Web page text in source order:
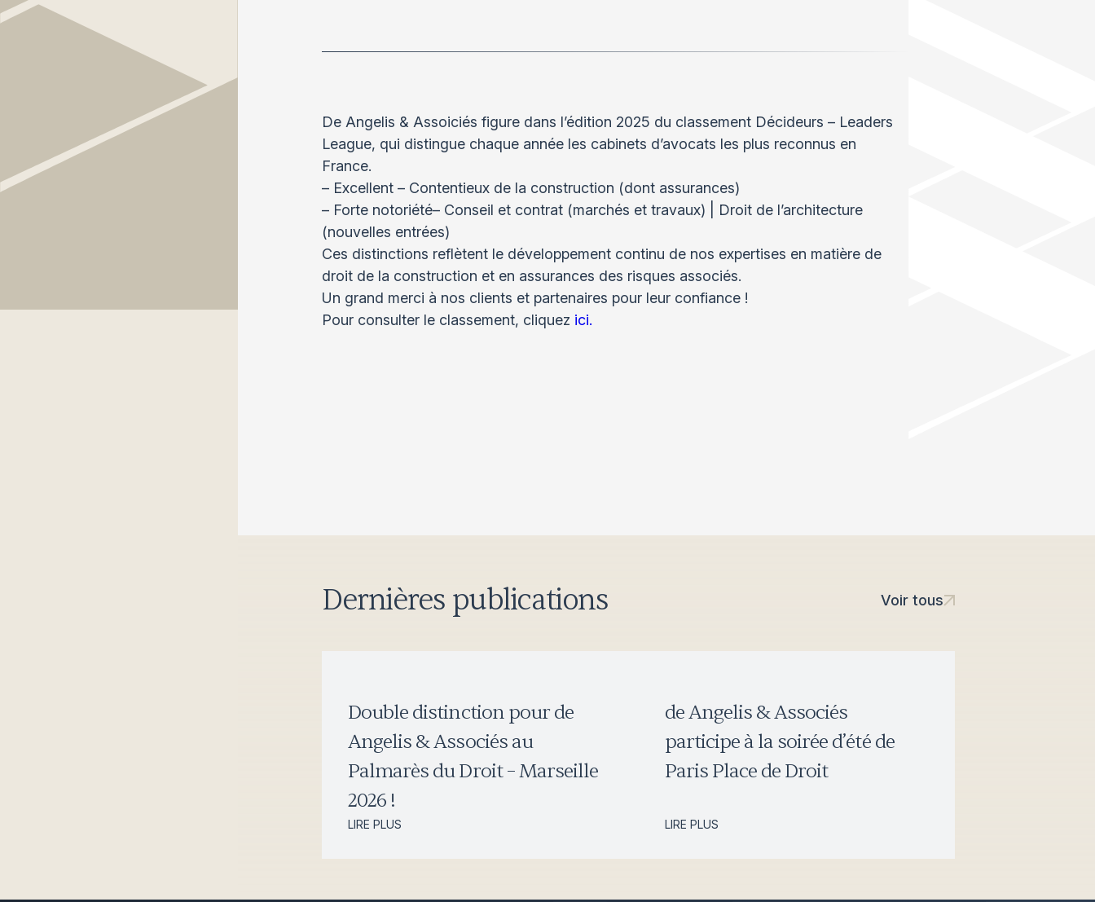
De Angelis & Assoiciés figure dans l’édition 2025 du classement Décideurs – Leaders
League, qui distingue chaque année les cabinets d’avocats les plus reconnus en
France.
– Excellent – Contentieux de la construction (dont assurances)
– Forte notoriété– Conseil et contrat (marchés et travaux) | Droit de l’architecture
(nouvelles entrées)
Ces distinctions reflètent le développement continu de nos expertises en matière de
droit de la construction et en assurances des risques associés.
Un grand merci à nos clients et partenaires pour leur confiance !
Pour consulter le classement, cliquez ici.
Dernières publications Voir tous
Double distinction pour de
Angelis & Associés au
Palmarès du Droit – Marseille
2026 !
LIRE PLUS
de Angelis & Associés
participe à la soirée d’été de
Paris Place de Droit
LIRE PLUS